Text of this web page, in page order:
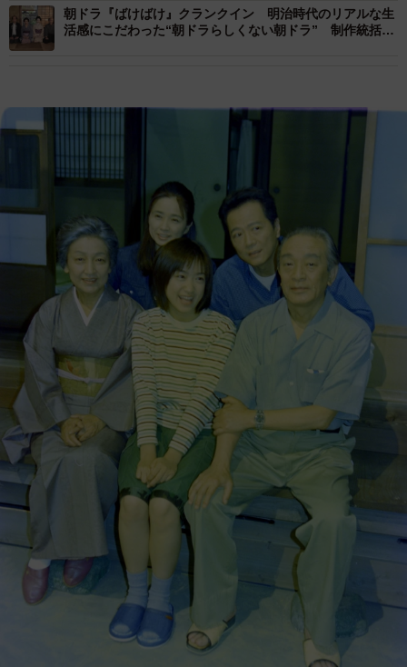
朝ドラ『ばけばけ』クランクイン 明治時代のリアルな生
活感にこだわった“朝ドラらしくない朝ドラ” 制作統括が